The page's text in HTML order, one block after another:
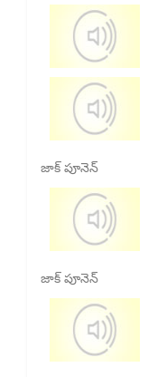
జాక్ పూనెన్
జాక్ పూనెన్